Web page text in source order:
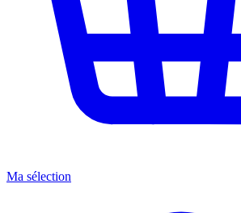
Ma sélection